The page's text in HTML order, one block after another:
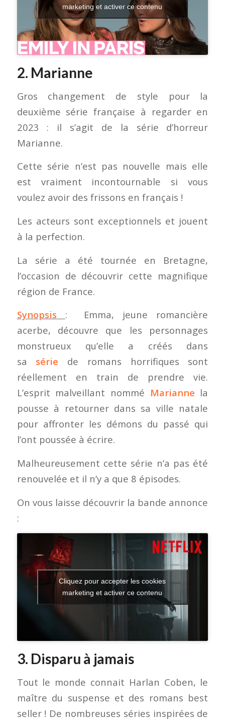
marketing et activer ce contenu
2. Marianne
Gros changement de style pour la
deuxième série française à regarder en
2023 : il s’agit de la série d’horreur
Marianne.
Cette série n’est pas nouvelle mais elle
est vraiment incontournable si vous
voulez avoir des frissons en français !
Les acteurs sont exceptionnels et jouent
à la perfection.
La série a été tournée en Bretagne,
l’occasion de découvrir cette magnifique
région de France.
Synopsis
: Emma, jeune romancière
acerbe, découvre que les personnages
monstrueux qu’elle a créés dans
sa série de romans horrifiques sont
réellement en train de prendre vie.
L’esprit malveillant nommé Marianne la
pousse à retourner dans sa ville natale
pour affronter les démons du passé qui
l’ont poussée à écrire.
Malheureusement cette série n’a pas été
renouvelée et il n’y a que 8 épisodes.
On vous laisse découvrir la bande annonce
:
Cliquez pour accepter les cookies
marketing et activer ce contenu
3. Disparu à jamais
Tout le monde connait Harlan Coben, le
maître du suspense et des romans best
seller ! De nombreuses séries inspirées de